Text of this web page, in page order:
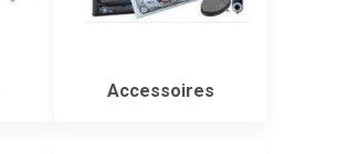
Accessoires